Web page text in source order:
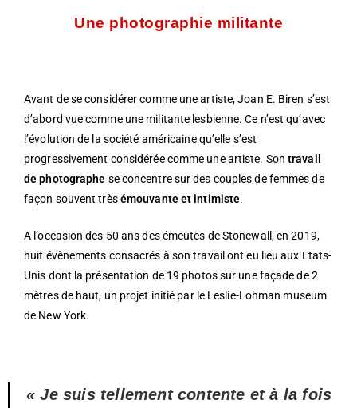
Une photographie militante
Avant de se considérer comme une artiste, Joan E. Biren s’est
d’abord vue comme une militante lesbienne. Ce n’est qu’avec
l’évolution de la société américaine qu’elle s’est
progressivement considérée comme une artiste. Son travail
de photographe se concentre sur des couples de femmes de
façon souvent trèsémouvante et intimiste.
A l’occasion des 50 ans des émeutes de Stonewall, en 2019,
huit évènements consacrés à son travail ont eu lieu aux Etats-
Unis dont la présentation de 19 photos sur une façade de 2
mètres de haut, un projet initié par le Leslie-Lohman museum
de New York.
« Je suis tellement contente et à la fois